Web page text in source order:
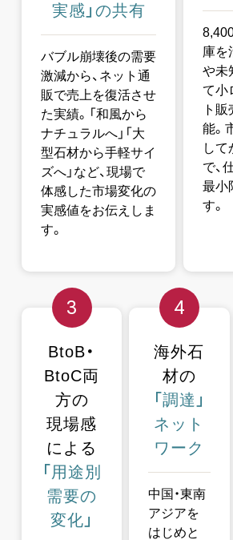
実感」の共有
バブル崩壊後の需要
激減から、ネット通
販で売上を復活させ
た実績。「和風から
ナチュラルへ」「大
型石材から手軽サイ
ズへ」など、現場で
体感した市場変化の
実感値をお伝えしま
す。
庫を
や未
て小
ト
能。
して
で、
最小
す。
3
BtoB・
BtoC両
方の
現場感
による
「用途別
需要の
変化」
4
海外石
材の
「調達」
ネット
ワーク
中国・東南
アジアを
はじめと